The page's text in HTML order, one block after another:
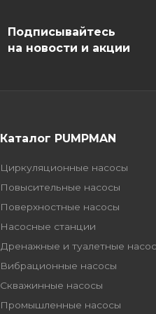
Подписывайтесь
на новости и акции
Каталог PUMPMAN
Циркуляционные насосы
Повысительные насосы
Поверхностные насосы
Насосные станции
Дренажные и туалетные
Вибрационные насосы
Скважинные насосы
Промышленные насосы